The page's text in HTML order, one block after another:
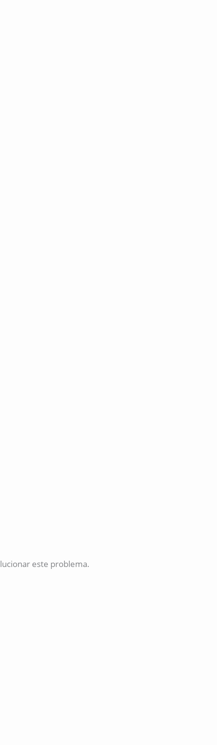
este problema.